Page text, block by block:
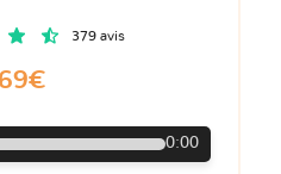
379 avis
0:00